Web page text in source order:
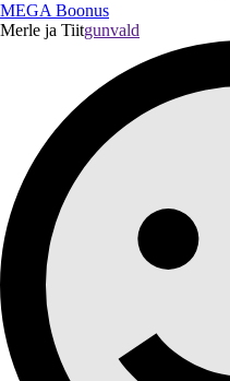
MEGA Boonus
Merle ja Tiitgunvald